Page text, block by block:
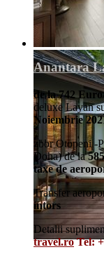
Anantara
de la 742
deluxe Layan
Noiembrie
zbor Otopeni -
Doha) de la
taxe de
Transfer
intors
Detalii
travel.ro Tel: